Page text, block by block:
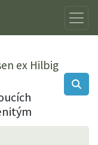
ex Hilbig